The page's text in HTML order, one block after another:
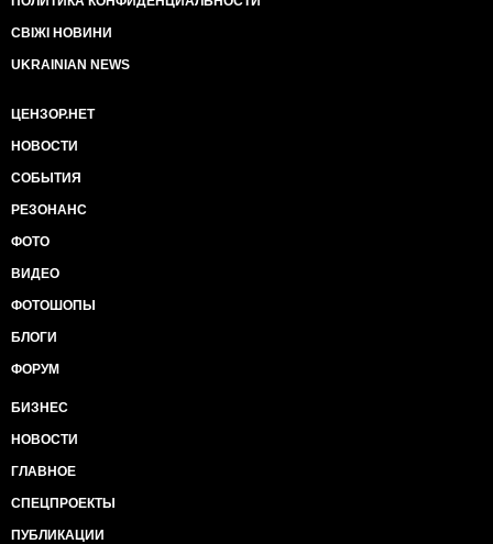
СВІЖІ НОВИНИ
UKRAINIAN NEWS
ЦЕНЗОР.НЕТ
НОВОСТИ
СОБЫТИЯ
РЕЗОНАНС
ФОТО
ВИДЕО
ФОТОШОПЫ
БЛОГИ
ФОРУМ
БИЗНЕС
НОВОСТИ
ГЛАВНОЕ
СПЕЦПРОЕКТЫ
ПУБЛИКАЦИИ